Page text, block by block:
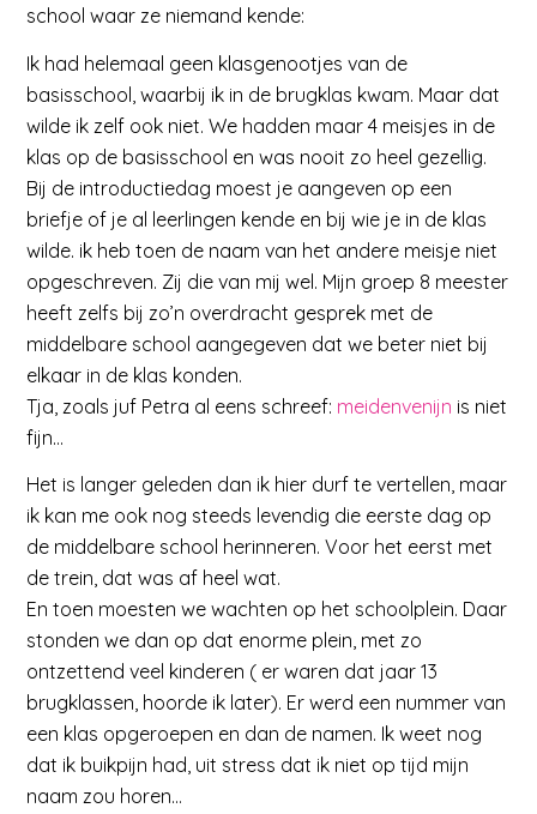
school waar ze niemand kende:
Ik had helemaal geen klasgenootjes van de
basisschool, waarbij ik in de brugklas kwam. Maar dat
wilde ik zelf ook niet. We hadden maar 4 meisjes in de
klas op de basisschool en was nooit zo heel gezellig.
Bij de introductiedag moest je aangeven op een
briefje of je al leerlingen kende en bij wie je in de klas
wilde. ik heb toen de naam van het andere meisje niet
opgeschreven. Zij die van mij wel. Mijn groep 8 meester
heeft zelfs bij zo’n overdracht gesprek met de
middelbare school aangegeven dat we beter niet bij
elkaar in de klas konden.
Tja, zoals juf Petra al eens schreef: meidenvenijn is niet
fijn…
Het is langer geleden dan ik hier durf te vertellen, maar
ik kan me ook nog steeds levendig die eerste dag op
de middelbare school herinneren. Voor het eerst met
de trein, dat was af heel wat.
En toen moesten we wachten op het schoolplein. Daar
stonden we dan op dat enorme plein, met zo
ontzettend veel kinderen ( er waren dat jaar 13
brugklassen, hoorde ik later). Er werd een nummer van
een klas opgeroepen en dan de namen. Ik weet nog
dat ik buikpijn had, uit stress dat ik niet op tijd mijn
naam zou horen…